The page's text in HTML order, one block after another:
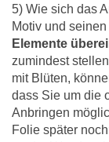
5) Wie sich das
Motiv und
Elemente
zumindest
mit Blüten,
dass Sie um die
Anbringen
Folie später